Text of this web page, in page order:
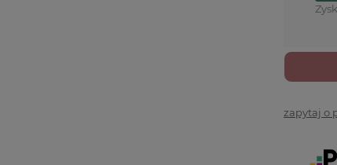
zapytaj o